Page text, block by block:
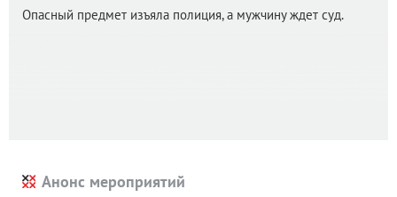
Опасный предмет изъяла полиция, а мужчину ждет суд.
Анонс мероприятий